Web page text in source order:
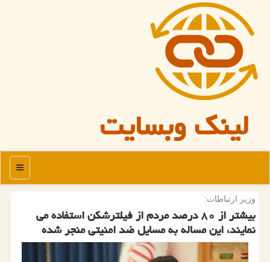
لینک وبسایت
منو
وزیر ارتباطات:
بیشتر از ۸۰ درصد مردم از فیلترشکن استفاده می
نمایند، این مساله به مسایل ضد امنیتی منجر شده